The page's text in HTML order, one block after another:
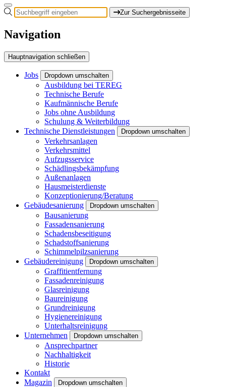
Zur Suchergebnisseite
Navigation
Hauptnavigation schließen
Jobs Dropdown umschalten
Ausbildung bei TEREG
Technische Berufe
Kaufmännische Berufe
Jobs ohne Ausbildung
Schulung & Weiterbildung
Technische Dienstleistungen
Dropdown umschalten
Verkehrsanlagen
Verkehrsmittel
Aufzugsservice
Schädlingsbekämpfung
Außenanlagen
Hausmeisterdienste
Konzeptionierung/Beratung
Gebäudesanierung
Dropdown umschalten
Bausanierung
Fassadensanierung
Schadensbeseitigung
Schadstoffsanierung
Schimmelpilzsanierung
Gebäudereinigung
Dropdown umschalten
Graffitientfernung
Fassadenreinigung
Glasreinigung
Baureinigung
Grundreinigung
Hygienereinigung
Unterhaltsreinigung
Unternehmen
Dropdown umschalten
Ansprechpartner
Nachhaltigkeit
Historie
Kontakt
Magazin
Dropdown umschalten